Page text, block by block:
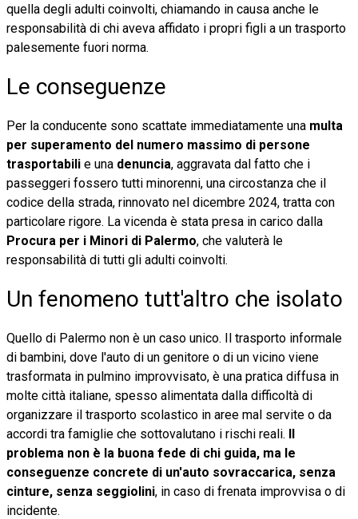
quella degli adulti coinvolti, chiamando in causa anche le
responsabilità di chi aveva affidato i propri figli a un trasporto
palesemente fuori norma.
Le conseguenze
Per la conducente sono scattate immediatamente una multa
per superamento del numero massimo di persone
trasportabili e una denuncia, aggravata dal fatto che i
passeggeri fossero tutti minorenni, una circostanza che il
codice della strada, rinnovato nel dicembre 2024, tratta con
particolare rigore. La vicenda è stata presa in carico dalla
Procura per i Minori di Palermo, che valuterà le
responsabilità di tutti gli adulti coinvolti.
Un fenomeno tutt'altro che isolato
Quello di Palermo non è un caso unico. Il trasporto informale
di bambini, dove l'auto di un genitore o di un vicino viene
trasformata in pulmino improvvisato, è una pratica diffusa in
molte città italiane, spesso alimentata dalla difficoltà di
organizzare il trasporto scolastico in aree mal servite o da
accordi tra famiglie che sottovalutano i rischi reali. Il
problema non è la buona fede di chi guida, ma le
conseguenze concrete di un'auto sovraccarica, senza
cinture, senza seggiolini, in caso di frenata improvvisa o di
incidente.